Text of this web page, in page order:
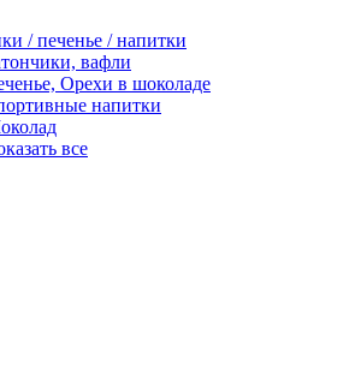
/ печенье / напитки
вафли
Орехи в шоколаде
напитки
все